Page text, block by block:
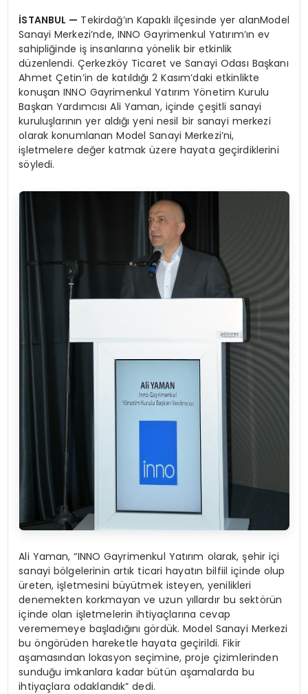
İSTANBUL — Tekirdağ’ın Kapaklı ilçesinde yer alanModel
Sanayi Merkezi’nde, INNO Gayrimenkul Yatırım’ın ev
sahipliğinde iş insanlarına yönelik bir etkinlik
düzenlendi. Çerkezköy Ticaret ve Sanayi Odası Başkanı
Ahmet Çetin’in de katıldığı 2 Kasım’daki etkinlikte
konuşan INNO Gayrimenkul Yatırım Yönetim Kurulu
Başkan Yardımcısı Ali Yaman, içinde çeşitli sanayi
kuruluşlarının yer aldığı yeni nesil bir sanayi merkezi
olarak konumlanan Model Sanayi Merkezi’ni,
işletmelere değer katmak üzere hayata geçirdiklerini
söyledi.
Ali Yaman, “INNO Gayrimenkul Yatırım olarak, şehir içi
sanayi bölgelerinin artık ticari hayatın bilfiil içinde olup
üreten, işletmesini büyütmek isteyen, yenilikleri
denemekten korkmayan ve uzun yıllardır bu sektörün
içinde olan işletmelerin ihtiyaçlarına cevap
verememeye başladığını gördük. Model Sanayi Merkezi
bu öngörüden hareketle hayata geçirildi. Fikir
aşamasından lokasyon seçimine, proje çizimlerinden
sunduğu imkanlara kadar bütün aşamalarda bu
ihtiyaçlara odaklandık” dedi.